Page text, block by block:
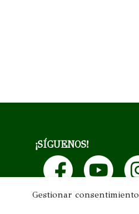
Gestionar consentimiento
¡SÍGUENOS!